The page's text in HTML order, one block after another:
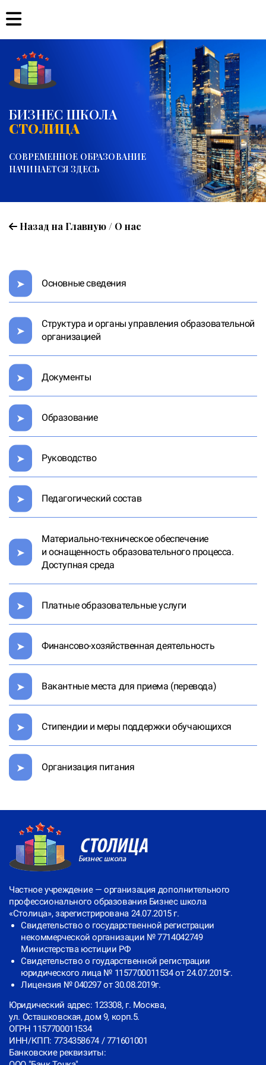
БИЗНЕС ШКОЛА
СТОЛИЦА
СОВРЕМЕННОЕ ОБРАЗОВАНИЕ
НАЧИНАЕТСЯ ЗДЕСЬ
Назад на Главную / О нас
Основные сведения
Структура и органы управления образовательной
организацией
Документы
Образование
Руководство
Педагогический состав
Материально-техническое обеспечение
и оснащенность образовательного процесса.
Доступная среда
Платные образовательные услуги
Финансово-хозяйственная деятельность
Вакантные места для приема (перевода)
Стипендии и меры поддержки обучающихся
Организация питания
Частное учреждение — организация дополнительного
профессионального образования Бизнес школа
«Столица», зарегистрирована 24.07.2015 г.
Свидетельство о государственной регистрации
некоммерческой организации № 7714042749
Министерства юстиции РФ
Свидетельство о гоударственной регистрации
юридического лица № 1157700011534 от 24.07.2015г.
Лицензия № 040297 от 30.08.2019г.
Юридический адрес: 123308, г. Москва,
ул. Осташковская, дом 9, корп.5.
ОГРН 1157700011534
ИНН/КПП: 7734358674 / 771601001
Банковские реквизиты: